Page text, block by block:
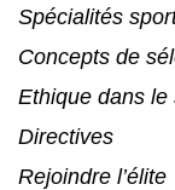
Spécialités
Concepts de
Ethique dans le
Directives
Rejoindre l’élite